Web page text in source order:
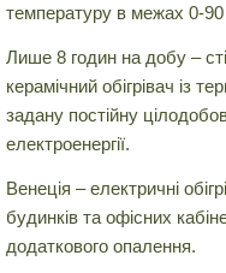
температуру в межах 0-90
Лише 8 годин на добу –
керамічний обігрівач із
задану постійну
електроенергії.
Венеція – електричні
будинків та офісних
додаткового опалення.